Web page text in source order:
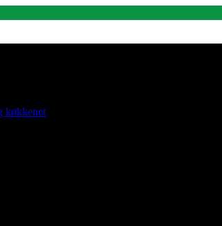
køkkenet